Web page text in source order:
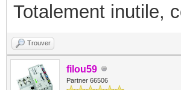
Totalement inutile,
Trouver
filou59
Partner 66506